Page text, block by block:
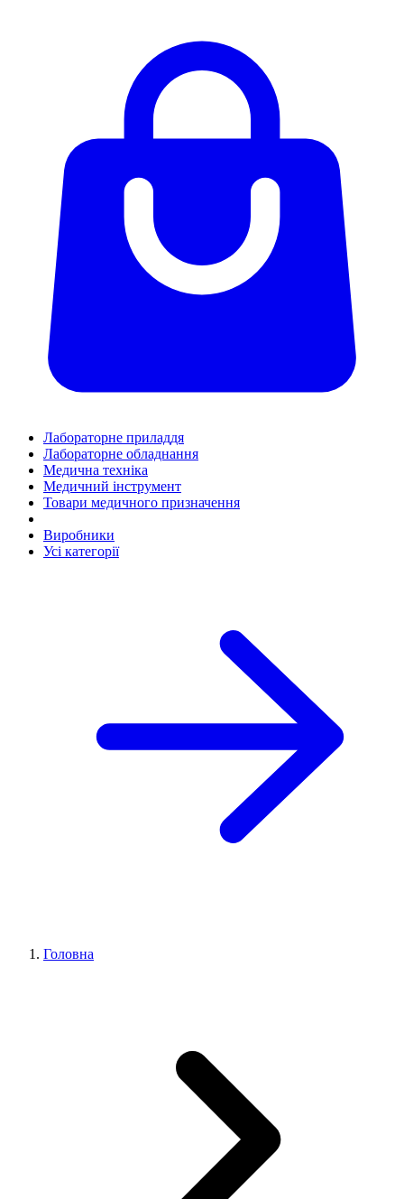
Лабораторне приладдя
Лабораторне обладнання
Медична техніка
Медичний інструмент
Товари медичного призначення
Виробники
Усі категорії
Головна